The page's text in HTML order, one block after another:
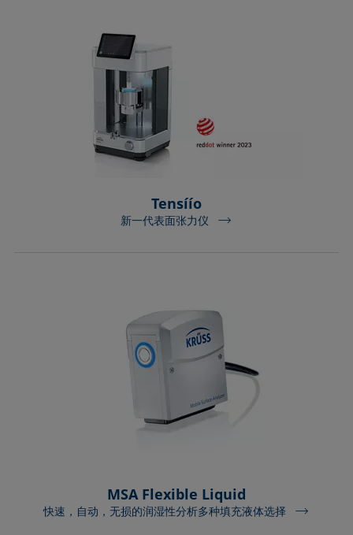
Tensíío
新一代表面张力仪
MSA Flexible Liquid
快速，自动，无损的润湿性分析多种填充液体选择